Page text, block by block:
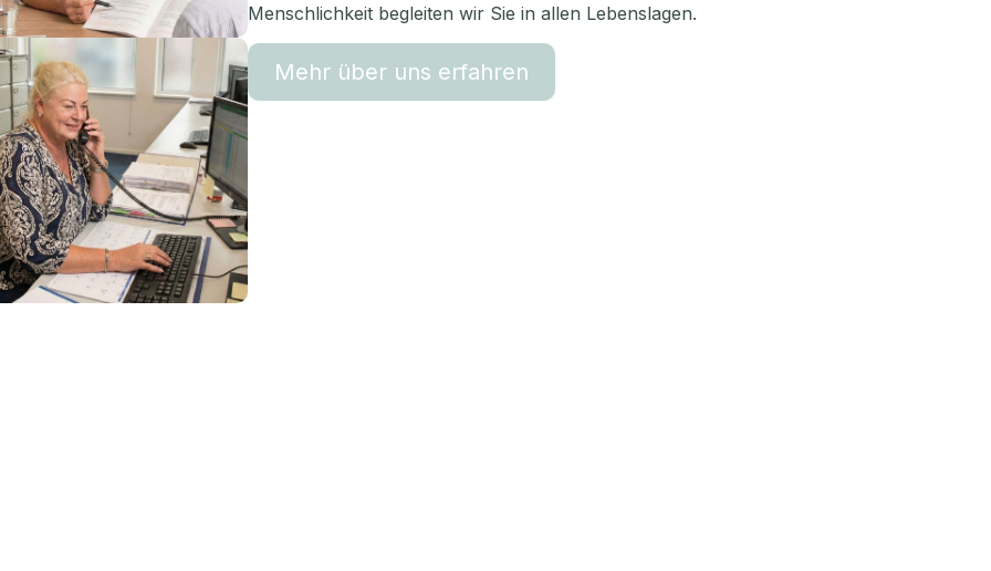
Menschlichkeit begleiten wir Sie in allen Lebenslagen.
Mehr über uns erfahren